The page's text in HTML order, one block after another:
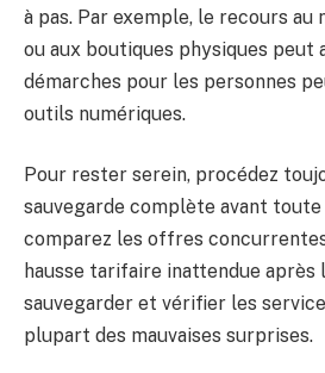
à pas. Par exemple, le recours au
ou aux boutiques physiques peut
démarches pour les personnes
outils numériques.
Pour rester serein, procédez
sauvegarde complète avant
comparez les offres
hausse tarifaire inattendue après
sauvegarder et vérifier les
plupart des mauvaises surprises.